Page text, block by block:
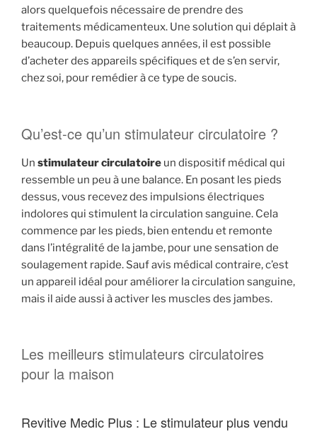
alors quelquefois nécessaire de prendre des
traitements médicamenteux. Une solution qui déplait à
beaucoup. Depuis quelques années, il est possible
d’acheter des appareils spécifiques et de s’en servir,
chez soi, pour remédier à ce type de soucis.
Qu’est-ce qu’un stimulateur circulatoire ?
Un stimulateur circulatoire un dispositif médical qui
ressemble un peu à une balance. En posant les pieds
dessus, vous recevez des impulsions électriques
indolores qui stimulent la circulation sanguine. Cela
commence par les pieds, bien entendu et remonte
dans l’intégralité de la jambe, pour une sensation de
soulagement rapide. Sauf avis médical contraire, c’est
un appareil idéal pour améliorer la circulation sanguine,
mais il aide aussi à activer les muscles des jambes.
Les meilleurs stimulateurs circulatoires
pour la maison
Revitive Medic Plus : Le stimulateur plus vendu